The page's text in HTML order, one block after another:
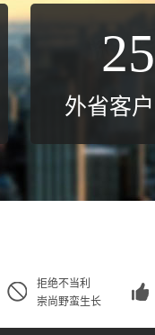
25
外省客
拒绝不当利
崇尚野蛮生长